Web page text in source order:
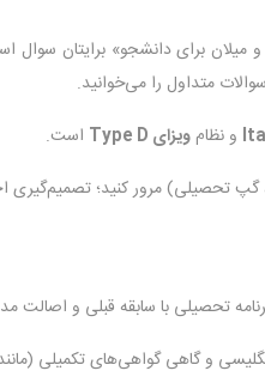
متداول را می‌خوانید.
و نظام ویزای Type D
است.
گپ تحصیلی) مرور کنید؛